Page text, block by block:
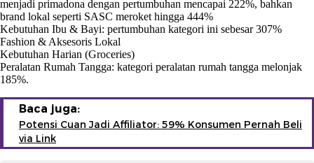
menjadi primadona dengan pertumbuhan mencapai 222%, bahkan
brand lokal seperti SASC meroket hingga 444%
Kebutuhan Ibu & Bayi: pertumbuhan kategori ini sebesar 307%
Fashion & Aksesoris Lokal
Kebutuhan Harian (Groceries)
Peralatan Rumah Tangga: kategori peralatan rumah tangga melonjak
185%.
Baca juga:
Potensi Cuan Jadi Affiliator: 59% Konsumen Pernah Beli
via Link